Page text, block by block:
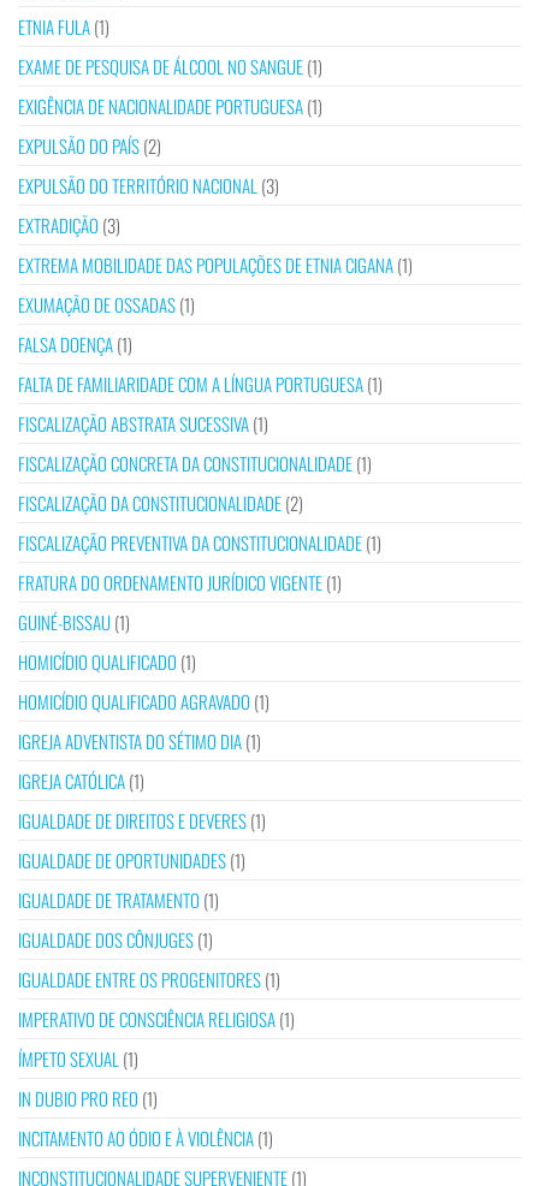
ETNIA FULA(1)
EXAME DE PESQUISA DE ÁLCOOL NO SANGUE(1)
EXIGÊNCIA DE NACIONALIDADE PORTUGUESA(1)
EXPULSÃO DO PAÍS(2)
EXPULSÃO DO TERRITÓRIO NACIONAL (3)
EXTRADIÇÃO (3)
EXTREMA MOBILIDADE DAS POPULAÇÕES DE ETNIA CIGANA(1)
EXUMAÇÃO DE OSSADAS(1)
FALSA DOENÇA(1)
FALTA DE FAMILIARIDADE COM A LÍNGUA PORTUGUESA(1)
FISCALIZAÇÃO ABSTRATA SUCESSIVA(1)
FISCALIZAÇÃO CONCRETA DA CONSTITUCIONALIDADE(1)
FISCALIZAÇÃO DA CONSTITUCIONALIDADE(2)
FISCALIZAÇÃO PREVENTIVA DA CONSTITUCIONALIDADE(1)
FRATURA DO ORDENAMENTO JURÍDICO VIGENTE(1)
GUINÉ-BISSAU(1)
HOMICÍDIO QUALIFICADO (1)
HOMICÍDIO QUALIFICADO AGRAVADO (1)
IGREJA ADVENTISTA DO SÉTIMO DIA(1)
IGREJA CATÓLICA(1)
IGUALDADE DE DIREITOS E DEVERES(1)
IGUALDADE DE OPORTUNIDADES(1)
IGUALDADE DE TRATAMENTO (1)
IGUALDADE DOS CÔNJUGES(1)
IGUALDADE ENTRE OS PROGENITORES(1)
IMPERATIVO DE CONSCIÊNCIA RELIGIOSA(1)
ÍMPETO SEXUAL (1)
IN DUBIO PRO REO (1)
INCITAMENTO AO ÓDIO E À VIOLÊNCIA(1)
INCONSTITUCIONALIDADE SUPERVENIENTE(1)